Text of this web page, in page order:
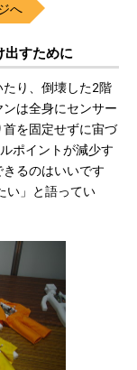
へ
出すために
り、倒壊した2階
は全身にセンサー
を固定せずに宙づ
ポイントが減少す
るのはいいです
」と語ってい